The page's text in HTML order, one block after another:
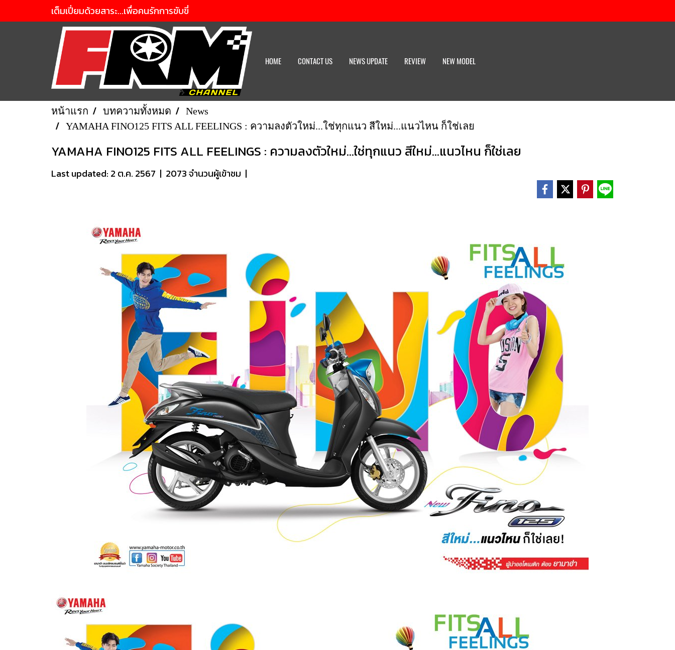
เต็มเปี่ยมด้วยสาระ...เพื่อคนรักการขับขี่
HOME CONTACT US NEWS UPDATE REVIEW NEW MODEL
หน้าแรก บทความทั้งหมด
News
YAMAHA FINO125 FITS ALL FEELINGS : ความลงตัวใหม่...ใช่ทุกแนว สีใหม่...แนวไหน ก็ใช่เลย
YAMAHA FINO125 FITS ALL FEELINGS : ความลงตัวใหม่...ใช่ทุกแนว สีใหม่...แนวไหน ก็ใช่เลย
Last updated: 2 ต.ค. 2567 | 2073 จำนวนผู้เข้าชม |